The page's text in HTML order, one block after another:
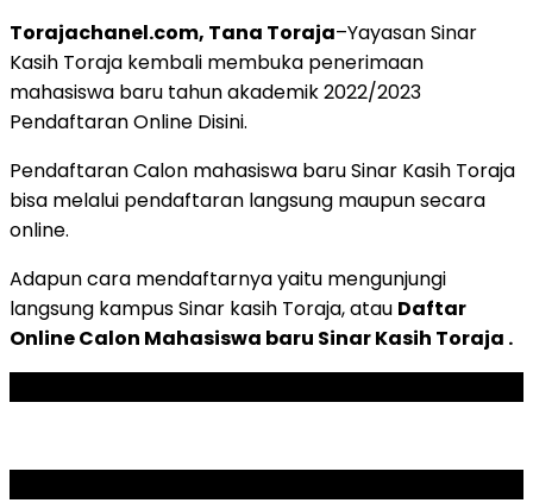
Torajachanel.com, Tana Toraja–Yayasan Sinar
Kasih Toraja kembali membuka penerimaan
mahasiswa baru tahun akademik 2022/2023
Pendaftaran Online Disini.
Pendaftaran Calon mahasiswa baru Sinar Kasih Toraja
bisa melalui pendaftaran langsung maupun secara
online.
Adapun cara mendaftarnya yaitu mengunjungi
langsung kampus Sinar kasih Toraja, atau Daftar
Online Calon Mahasiswa baru Sinar Kasih Toraja .